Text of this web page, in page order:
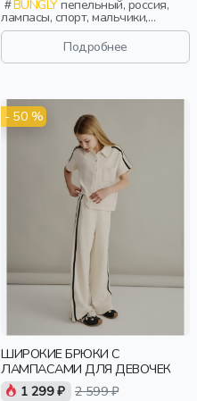
BUNGLYпепельный, россия,
лампасы, спорт, мальчики,
малыши, дошкольники, дети
Подробнее
- 50 %
ШИРОКИЕ БРЮКИ С
ЛАМПАСАМИ ДЛЯ ДЕВОЧЕК
1 299 ₽ 2 599 ₽